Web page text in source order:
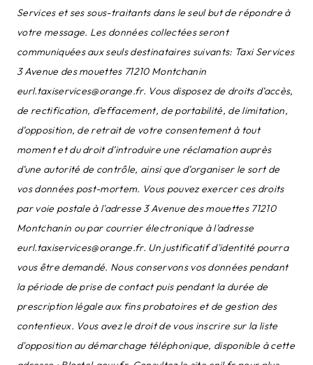
Services et ses sous-traitants dans le seul but de répondre à
votre message. Les données collectées seront
communiquées aux seuls destinataires suivants: Taxi Services
3 Avenue des mouettes 71210 Montchanin
eurl.taxiservices@orange.fr. Vous disposez de droits d’accès,
de rectification, d’effacement, de portabilité, de limitation,
d’opposition, de retrait de votre consentement à tout
moment et du droit d’introduire une réclamation auprès
d’une autorité de contrôle, ainsi que d’organiser le sort de
vos données post-mortem. Vous pouvez exercer ces droits
par voie postale à l'adresse 3 Avenue des mouettes 71210
Montchanin ou par courrier électronique à l'adresse
eurl.taxiservices@orange.fr. Un justificatif d'identité pourra
vous être demandé. Nous conservons vos données pendant
la période de prise de contact puis pendant la durée de
prescription légale aux fins probatoires et de gestion des
contentieux. Vous avez le droit de vous inscrire sur la liste
d'opposition au démarchage téléphonique, disponible à cette